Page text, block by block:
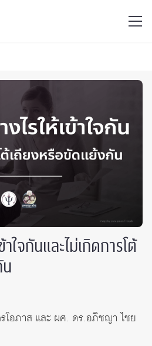
าใจกันและไม่เกิดการโต้
ภาส และ ผศ. ดร.อภิชญา ไชย